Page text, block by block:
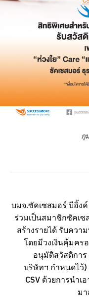
กุ
บมจ.ซัคเซสมอร์ บีอิ้งค์
ร่วมเป็นสมาชิกซัคเ
สร้างรายได้ รับควา
โดยมีวงเงินคุ้มคร
อนุมัติสวัสดิการ
บริษัทฯ กำหนดไว้
CSV ด้วยการนำ
ม